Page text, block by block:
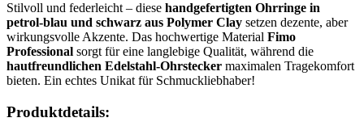
Stilvoll und federleicht – diese handgefertigten Ohrringe in
petrol-blau und schwarz aus Polymer Clay setzen dezente, aber
wirkungsvolle Akzente. Das hochwertige Material Fimo
Professional sorgt für eine langlebige Qualität, während die
hautfreundlichen Edelstahl-Ohrstecker maximalen Tragekomfort
bieten. Ein echtes Unikat für Schmuckliebhaber!
Produktdetails: